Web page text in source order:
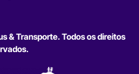
& Transporte. Todos os direitos